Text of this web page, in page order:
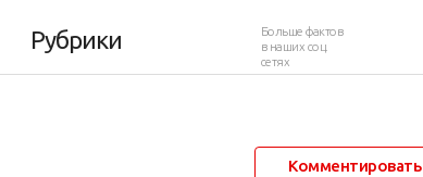
Рубрики
Больше фактов
в наших соц.
сетях
Комментировать